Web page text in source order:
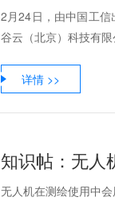
2月24日，由中国工
谷云（北京）科技有
详情 >>
知识帖：无人
无人机在测绘使用中